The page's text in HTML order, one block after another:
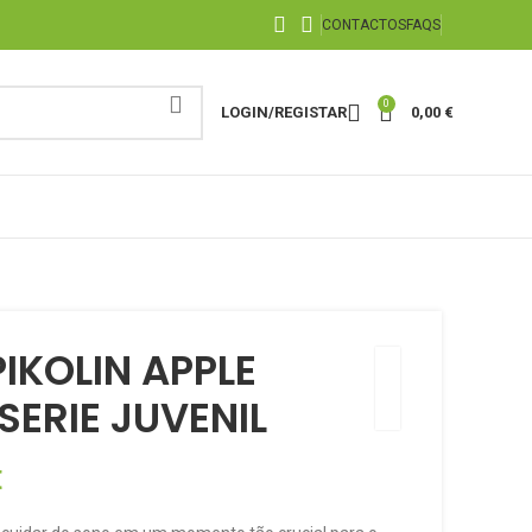
CONTACTOSFAQS
LOGIN/REGISTAR
0
0,00 €
APPLE
JUVENIL